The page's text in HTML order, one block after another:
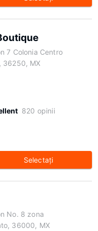
7 Colonia Centro
36250, MX
820 opinii
Selectaţi
No. 8 zona
36000, MX